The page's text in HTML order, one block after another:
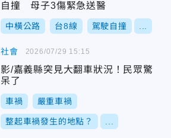
自撞 母子3傷緊急送醫
中橫公路 台8線 駕駛自撞
社會
影/嘉義縣突見大翻車狀況！民眾驚
呆了
車禍 嚴重車禍
整起車禍發生的地點？
2026/07/29 15:15